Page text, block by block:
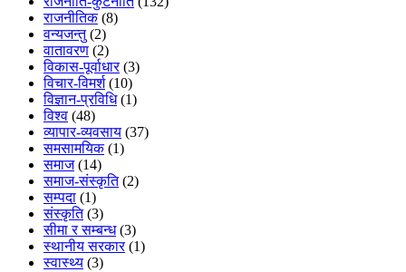
राजनीतिक(8)
वन्यजन्तु(2)
वातावरण (2)
विकास-पूर्वाधार(3)
विचार-विमर्श(10)
विज्ञान-प्रविधि(1)
विश्व (48)
व्यापार-व्यवसाय (37)
समसामयिक(1)
समाज(14)
समाज-संस्कृति(2)
सम्पदा (1)
संस्कृति(3)
सीमा र सम्बन्ध(3)
स्थानीय सरकार(1)
स्वास्थ्य (3)